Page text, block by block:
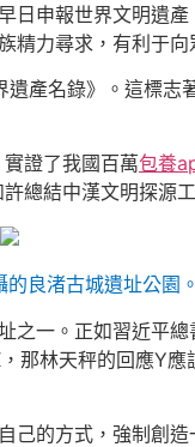
日申報世界文明遺
力尋求，有利于
產名錄》。這標
證了我國百萬包養
總結中漢文明探源
的良渚古城遺址公園
之一。正如習近平總
那林天秤的回應Y
的方式，強制創